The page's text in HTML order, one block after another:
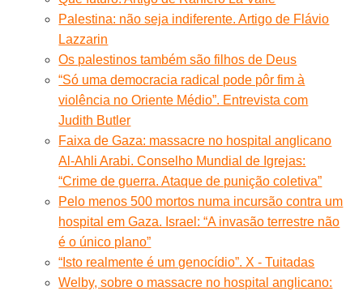
Palestina: não seja indiferente. Artigo de Flávio
Lazzarin
Os palestinos também são filhos de Deus
“Só uma democracia radical pode pôr fim à
violência no Oriente Médio”. Entrevista com
Judith Butler
Faixa de Gaza: massacre no hospital anglicano
Al-Ahli Arabi. Conselho Mundial de Igrejas:
“Crime de guerra. Ataque de punição coletiva”
Pelo menos 500 mortos numa incursão contra um
hospital em Gaza. Israel: “A invasão terrestre não
é o único plano”
“Isto realmente é um genocídio”. X - Tuitadas
Welby, sobre o massacre no hospital anglicano: